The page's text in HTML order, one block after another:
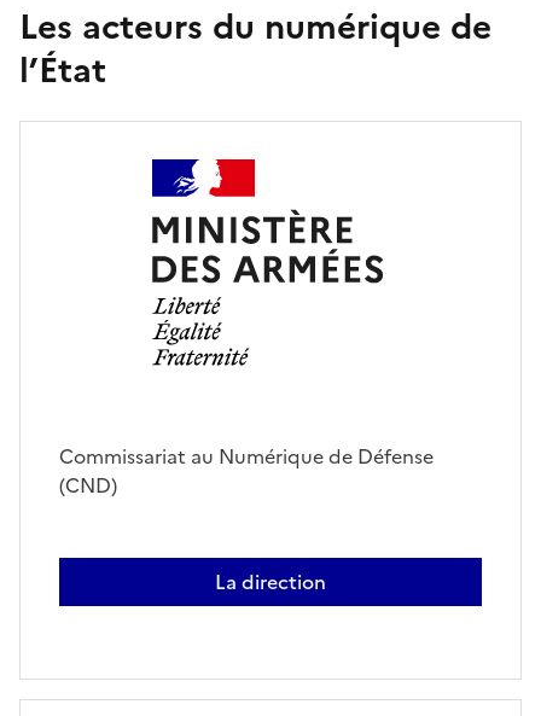
Les acteurs du numérique de
l’État
Commissariat au Numérique de Défense
(CND)
La direction